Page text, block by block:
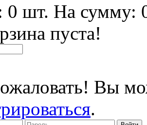
0 шт. На сумму:
пуста!
Вы
.